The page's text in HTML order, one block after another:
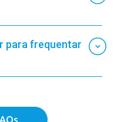
para frequentar